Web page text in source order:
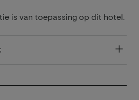
is van toepassing op dit hotel.